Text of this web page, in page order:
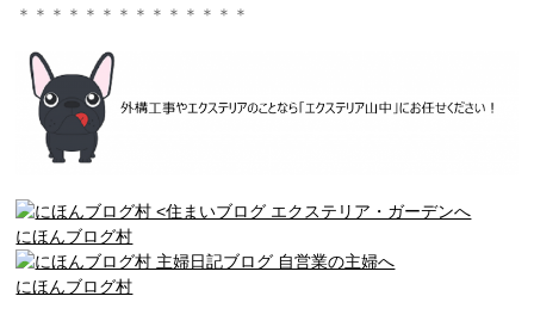
＊＊＊＊＊＊＊＊＊＊＊＊＊＊
にほんブログ村
にほんブログ村